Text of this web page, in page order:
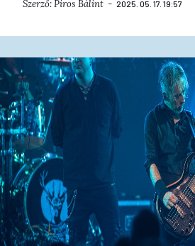
Szerző:Piros Bálint 2025. 05. 17. 19:57